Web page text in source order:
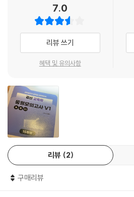
7.0
리뷰 쓰기
혜택 및 유의사항
리뷰 2
구매리뷰